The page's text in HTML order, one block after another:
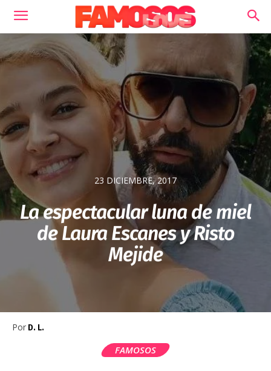
23 DICIEMBRE, 2017
La espectacular luna de miel
de Laura Escanes y Risto
Mejide
Por D. L.
FAMOSOS